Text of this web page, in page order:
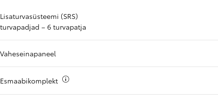
Lisaturvasüsteemi (SRS)
turvapadjad – 6 turvapatja
Vaheseinapaneel
Esmaabikomplekt